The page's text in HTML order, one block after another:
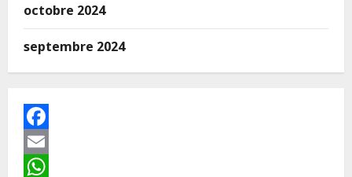
octobre 2024
septembre 2024
Facebook
Email